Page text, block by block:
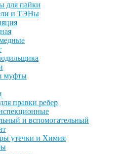
для пайки
и ТЭНы
муфты
правки ребер
и вспомогательный
утечки и Химия